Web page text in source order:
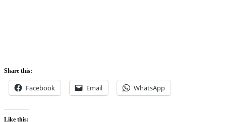
Share this:
Facebook Email WhatsApp
Like this: